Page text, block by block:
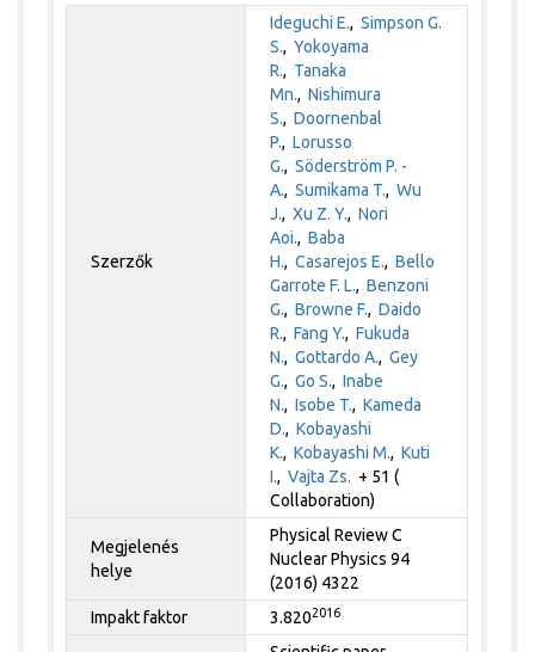
Szerzők
Ideguchi E.,Simpson G.
S.,Yokoyama
R., Tanaka
Mn.,Nishimura
S.,Doornenbal
P.,Lorusso
G.,Söderström P. -
A.,Sumikama T.,Wu
J.,Xu Z. Y.,Nori
Aoi.,Baba
H.,Casarejos E.,Bello
Garrote F. L.,Benzoni
G.,Browne F.,Daido
R.,Fang Y.,Fukuda
N.,Gottardo A.,Gey
G.,Go S.,Inabe
N.,Isobe T.,Kameda
D.,Kobayashi
K.,Kobayashi M.,Kuti
I.,Vajta Zs. + 51 (
Collaboration)
Megjelenés
helye
Physical Review C
Nuclear Physics 94
(2016) 4322
Impakt faktor
3.8202016